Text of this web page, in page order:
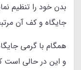
بدن خود را تنظیم
جایگاه و کف آن
همگام با گرمی
و این در حالی